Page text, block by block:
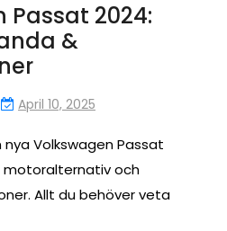
Passat 2024:
&
April 10, 2025
Volkswagen Passat
motoralternativ och
Allt du behöver veta